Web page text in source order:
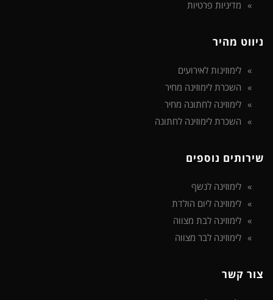
מדיניות פרטיות
ניווט מהיר
לימוזינות לאירועים
השכרת לימוזינה מחיר
לימוזינה לחתונה מחיר
השכרת לימוזינה לחתונה
שירותים נוספים
לימוזינה לנשף
לימוזינה ליום הולדת
לימוזינה לבת מצווה
לימוזינה לבר מצווה
צור קשר